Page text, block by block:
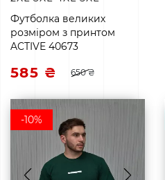
Футболка великих
розміром з принтом
ACTIVE 40673
585 ₴ 650 ₴
-10%